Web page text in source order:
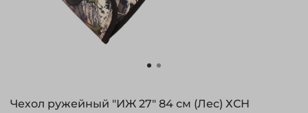
Чехол ружейный "ИЖ 27" 84 см (Лес) ХСН